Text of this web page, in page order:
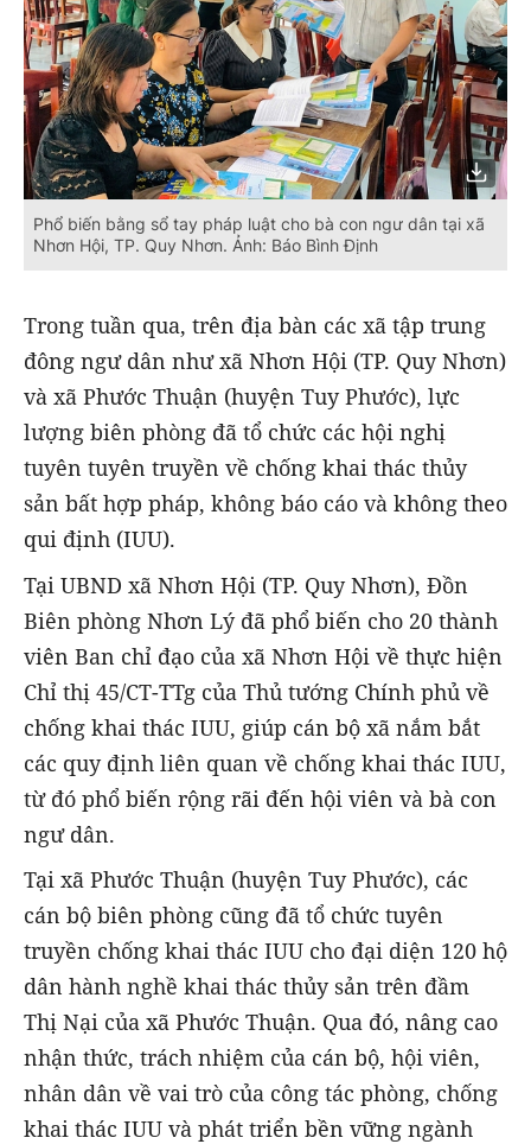
Phổ biến bằng sổ tay pháp luật cho bà con ngư dân tại xã
Nhơn Hội, TP. Quy Nhơn. Ảnh: Báo Bình Định
Trong tuần qua, trên địa bàn các xã tập trung
đông ngư dân như xã Nhơn Hội (TP. Quy Nhơn)
và xã Phước Thuận (huyện Tuy Phước), lực
lượng biên phòng đã tổ chức các hội nghị
tuyên tuyên truyền về chống khai thác thủy
sản bất hợp pháp, không báo cáo và không theo
qui định (IUU).
Tại UBND xã Nhơn Hội (TP. Quy Nhơn), Đồn
Biên phòng Nhơn Lý đã phổ biến cho 20 thành
viên Ban chỉ đạo của xã Nhơn Hội về thực hiện
Chỉ thị 45/CT-TTg của Thủ tướng Chính phủ về
chống khai thác IUU, giúp cán bộ xã nắm bắt
các quy định liên quan về chống khai thác IUU,
từ đó phổ biến rộng rãi đến hội viên và bà con
ngư dân.
Tại xã Phước Thuận (huyện Tuy Phước), các
cán bộ biên phòng cũng đã tổ chức tuyên
truyền chống khai thác IUU cho đại diện 120 hộ
dân hành nghề khai thác thủy sản trên đầm
Thị Nại của xã Phước Thuận. Qua đó, nâng cao
nhận thức, trách nhiệm của cán bộ, hội viên,
nhân dân về vai trò của công tác phòng, chống
khai thác IUU và phát triển bền vững ngành